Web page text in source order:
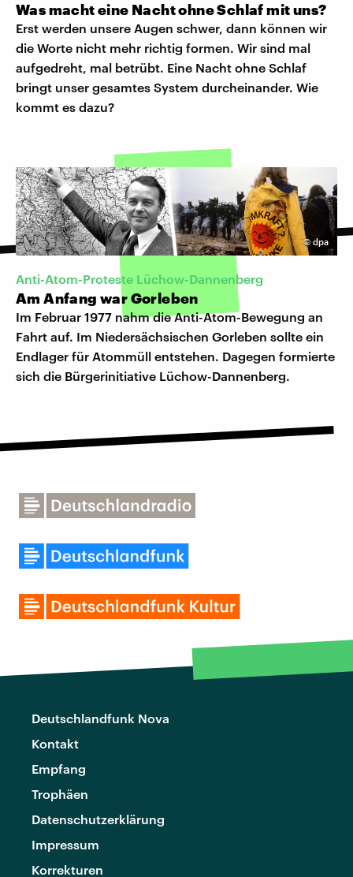
Was macht eine Nacht ohne Schlaf mit uns?
Erst werden unsere Augen schwer, dann können wir
die Worte nicht mehr richtig formen. Wir sind mal
aufgedreht, mal betrübt. Eine Nacht ohne Schlaf
bringt unser gesamtes System durcheinander. Wie
kommt es dazu?
© dpa
Anti-Atom-Proteste Lüchow-Dannenberg
Am Anfang war Gorleben
Im Februar 1977 nahm die Anti-Atom-Bewegung an
Fahrt auf. Im Niedersächsischen Gorleben sollte ein
Endlager für Atommüll entstehen. Dagegen formierte
sich die Bürgerinitiative Lüchow-Dannenberg.
Deutschlandfunk Nova
Kontakt
Empfang
Trophäen
Datenschutzerklärung
Impressum
Korrekturen